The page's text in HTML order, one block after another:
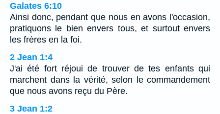
Galates 6:10
Ainsi donc, pendant que nous en avons l'occasion,
pratiquons le bien envers tous, et surtout envers
les frères en la foi.
2 Jean 1:4
J'ai été fort réjoui de trouver de tes enfants qui
marchent dans la vérité, selon le commandement
que nous avons reçu du Père.
3 Jean 1:2